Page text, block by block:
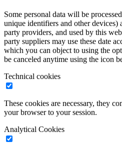
Some personal data will be
unique identifiers and other devices)
party providers, and used by this
party suppliers may use these date
which you can object to using the
be canceled anytime using the icon
Technical cookies
These cookies are necessary, they
your browser to your session.
Analytical Cookies